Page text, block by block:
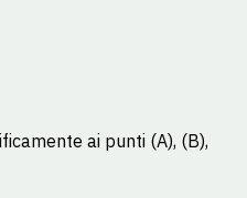
ai punti (A), (B),